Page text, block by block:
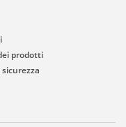
prodotti
sicurezza